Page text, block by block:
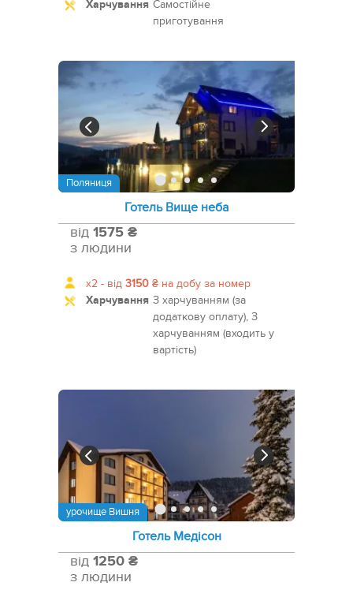
Харчування Самостійне
приготування
Поляниця
Готель Вище неба
від 1575 ₴
з людини
x2 - від 3150 ₴ на добу за номер
Харчування З харчуванням (за
додаткову оплату), З
харчуванням (входить у
вартість)
урочище Вишня
Готель Медісон
від 1250 ₴
з людини